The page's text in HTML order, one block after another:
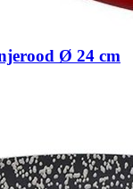
Ø 24 cm